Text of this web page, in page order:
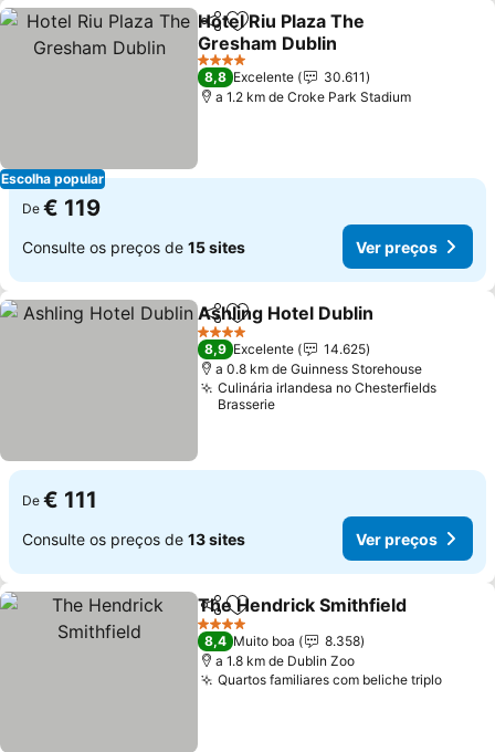
Escolha popular
PartilharAdicionar aos favoritos
Hotel Riu Plaza The
Gresham Dublin
4 Estrelas
8,8 Excelente
30.611
a 1.2 km de Croke Park Stadium
De € 119
Consulte os preços de 15 sites Ver preços
PartilharAdicionar aos favoritos
Ashling Hotel Dublin
4 Estrelas
8,9 Excelente
14.625
a 0.8 km de Guinness Storehouse
Culinária irlandesa no Chesterfields
Brasserie
De € 111
Consulte os preços de 13 sites Ver preços
PartilharAdicionar aos favoritos
The Hendrick Smithfield
4 Estrelas
8,4 Muito boa
8.358
a 1.8 km de Dublin Zoo
Quartos familiares com beliche triplo